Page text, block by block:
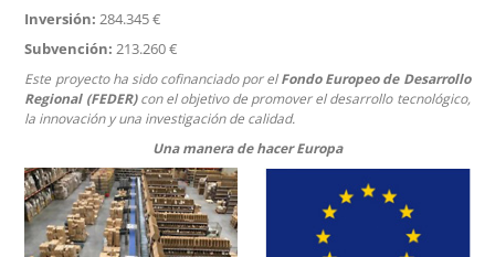
Inversión: 284.345 €
Subvención: 213.260 €
Este proyecto ha sido cofinanciado por elFondo Europeo de Desarrollo
Regional (FEDER)con el objetivo de promover el desarrollo tecnológico,
la innovación y una investigación de calidad.
Una manera de hacer Europa